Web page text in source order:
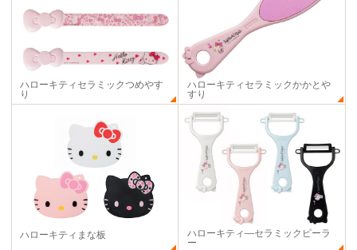
ハローキティセラミックつめやす
り
ハローキティセラミックかかとや
すり
ハローキティまな板
ハローキティ―セラミックピーラ
ー